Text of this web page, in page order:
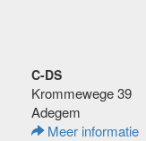
C-DS
Krommewege 39
Adegem
Meer informatie